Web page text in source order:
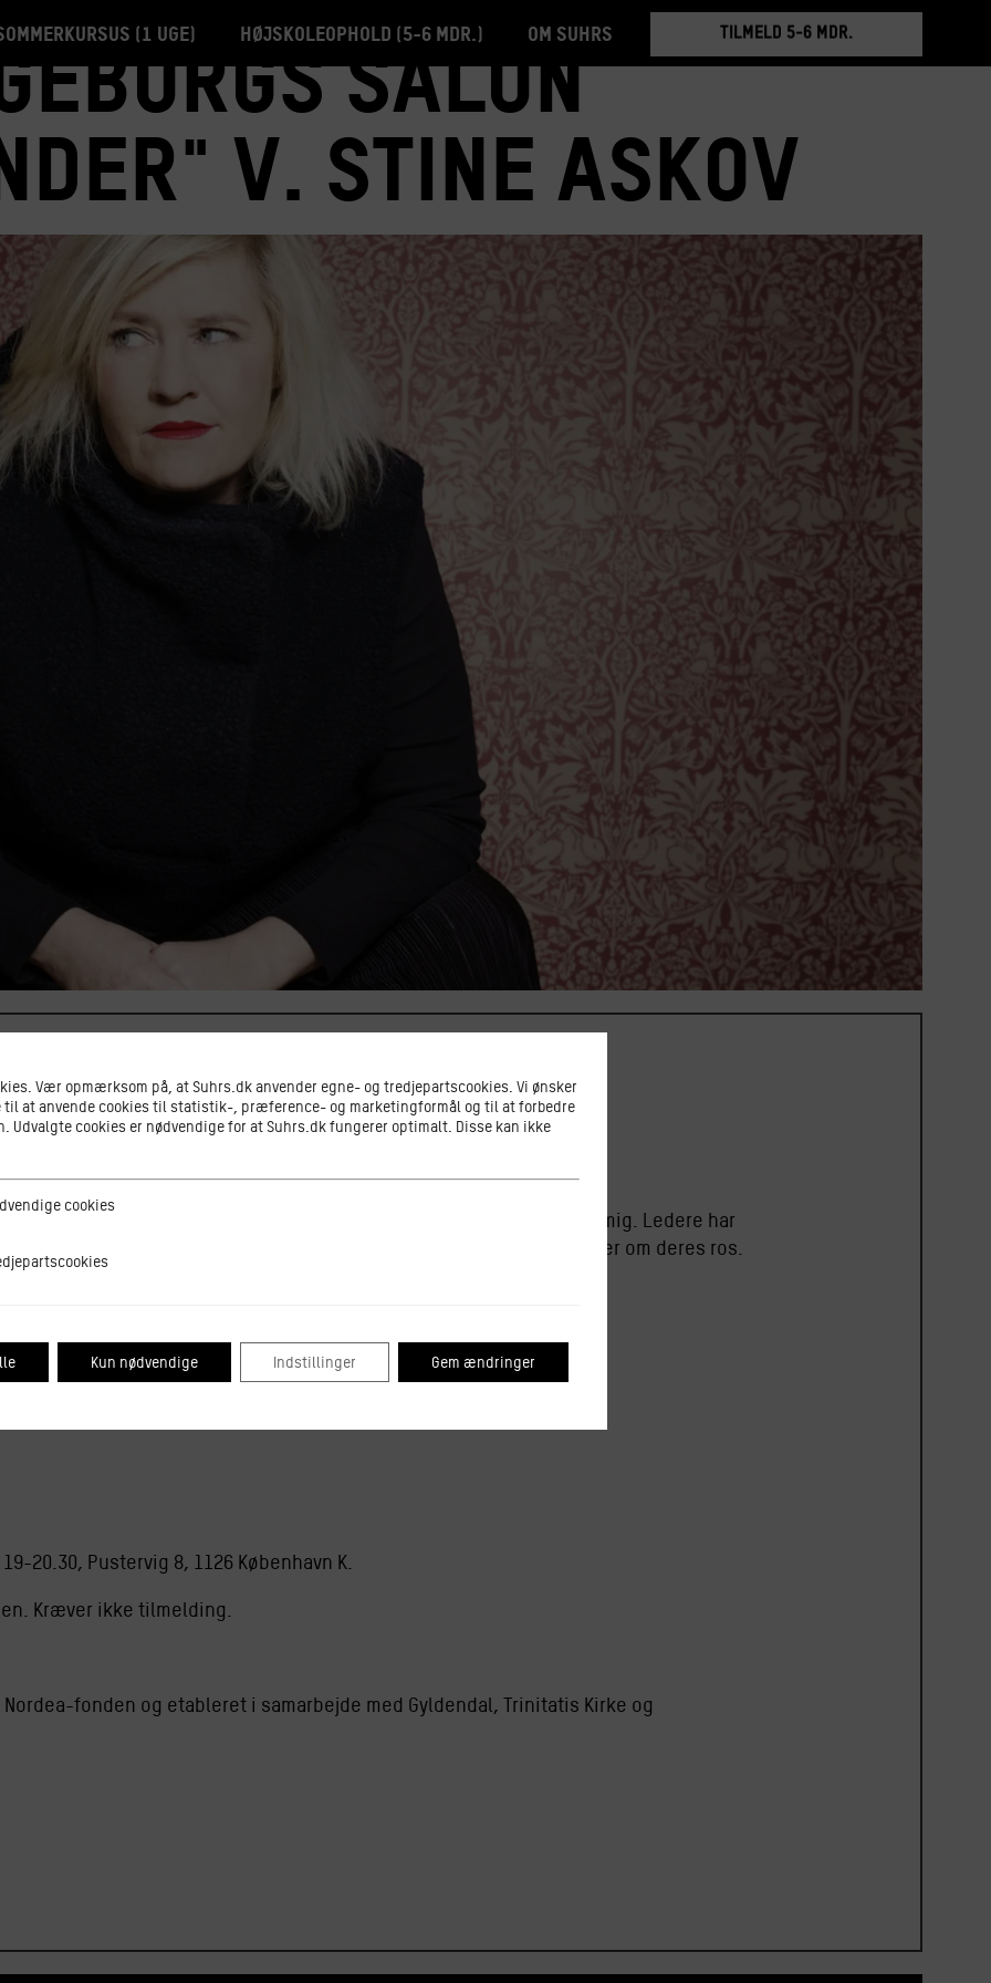
(1 uge) Højskoleophold (5-6 mdr.) Om Suhrs
BOOK RUNDVISNING
TILMELD 5-6 MDR.
Salon
v. Stine Askov
uddannet pædagog og forfatter til fem romaner.
et halvt år. Det det var forfærdeligt. Jeg ville gerne gøre
lukkevagter og mødte klokken fem for at vaske
gå tidligt hjem fra fester. Jeg sandede, at ledelse ikke var noget for mig. Ledere har
taler om dem, studerer dem, afventer deres holdning, tigger om deres ros.
for børn og medarbejdere.
med fællesspisning. Tilmeld dig Åbent Hus her:
20.30, Pustervig 8, 1126 København K.
Kræver ikke tilmelding.
fonden og etableret i samarbejde med Gyldendal, Trinitatis Kirke og
Vær opmærksom på, at Suhrs.dk anvender egne- og tredjepartscookies. Vi ønsker
til at anvende cookies til statistik-, præference- og marketingformål og til at forbedre
Udvalgte cookies er nødvendige for at Suhrs.dk fungerer optimalt. Disse kan ikke
cookiescookies
Kun nødvendige Indstillinger Gem ændringer